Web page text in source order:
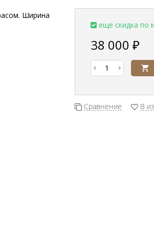
еще скидка по
38 000 ₽
Сравнение В
Ширина